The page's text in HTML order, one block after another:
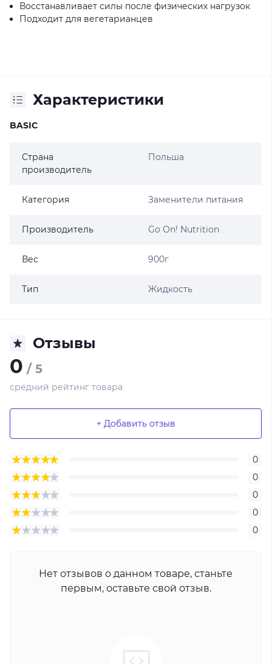
Восстанавливает силы после физических нагрузок
Подходит для вегетарианцев
Характеристики
BASIC
Страна
производитель
Польша
Категория Заменители питания
Производитель Go On! Nutrition
Вес 900г
Тип Жидкость
Отзывы
0 / 5
средний рейтинг товара
+ Добавить отзыв
0
0
0
0
0
Нет отзывов о данном товаре, станьте
первым, оставьте свой отзыв.